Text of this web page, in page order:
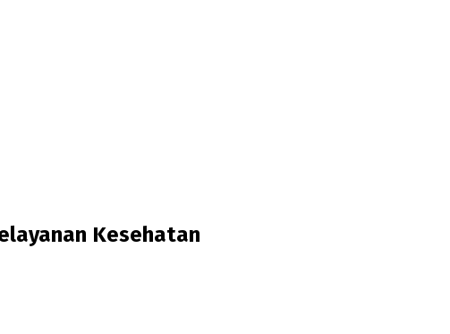
Kesehatan